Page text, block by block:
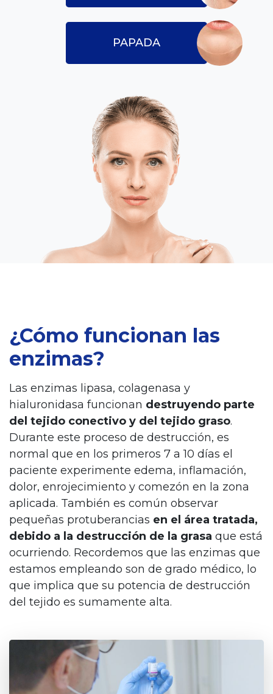
PAPADA
¿Cómo funcionan las
enzimas?
Las enzimas lipasa, colagenasa y
hialuronidasa funcionan destruyendo parte
del tejido conectivo y del tejido graso.
Durante este proceso de destrucción, es
normal que en los primeros 7 a 10 días el
paciente experimente edema, inflamación,
dolor, enrojecimiento y comezón en la zona
aplicada. También es común observar
pequeñas protuberancias en el área tratada,
debido a la destrucción de la grasa que está
ocurriendo. Recordemos que las enzimas que
estamos empleando son de grado médico, lo
que implica que su potencia de destrucción
del tejido es sumamente alta.